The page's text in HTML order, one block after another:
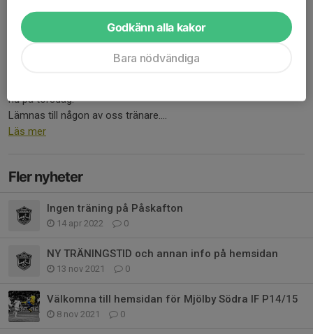
2 maj 2022
0 kommentarer
Nu på torsdag 5:e maj är det fotografering.
Ta med er påskriven lapp med godkännande att ert barn ska bli
nu på torsdag.
Lämnas till någon av oss tränare....
Läs mer
Fler nyheter
Ingen träning på Påskafton
14 apr 2022 0
NY TRÄNINGSTID och annan info på hemsidan
13 nov 2021 0
Välkomna till hemsidan för Mjölby Södra IF P14/15
8 nov 2021 0
Godkänn alla kakor
Bara nödvändiga